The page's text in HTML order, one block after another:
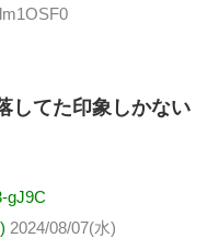
してた印象しかない
gJ9C
2024/08/07(水)